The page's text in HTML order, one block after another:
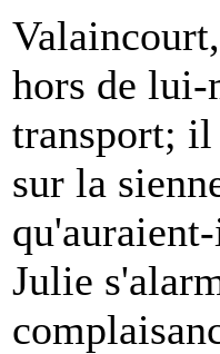
hors de lui-
transport; il
sur la
Julie